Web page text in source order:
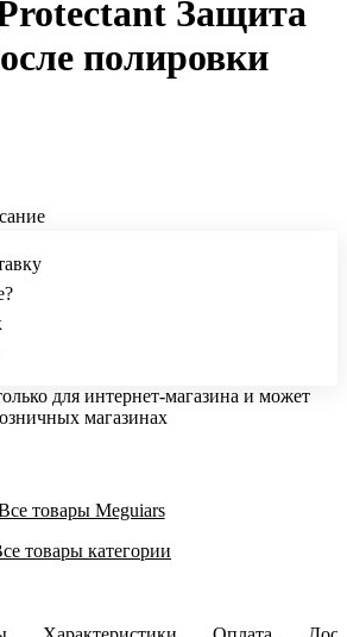
Защита
полировки
для интернет-магазина и может
магазинах
товары Meguiars
товары категории